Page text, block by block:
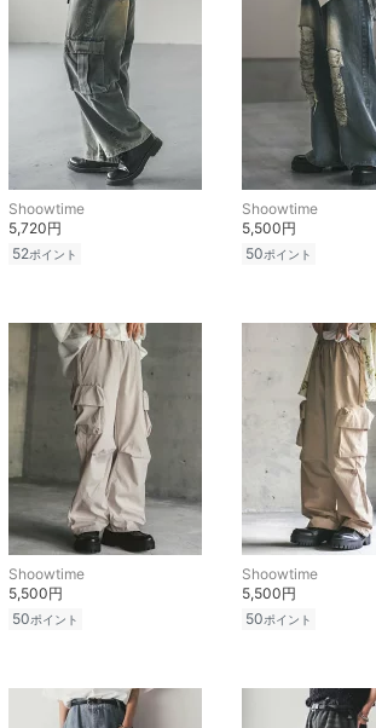
Shoowtime
5,720円
52ポイント
Shoowtime
5,500円
50ポイント
Shoowtime
5,500円
50ポイント
Shoowtime
5,500円
50ポイント